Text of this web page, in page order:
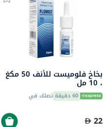
بخاخ فلوميست للأنف 50 مكغ
، 10 مل
60 دقيقة تصلك في
22